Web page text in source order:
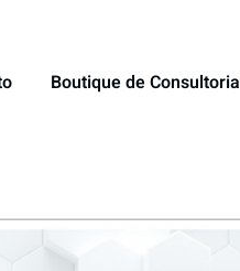
Boutique de Consultoria